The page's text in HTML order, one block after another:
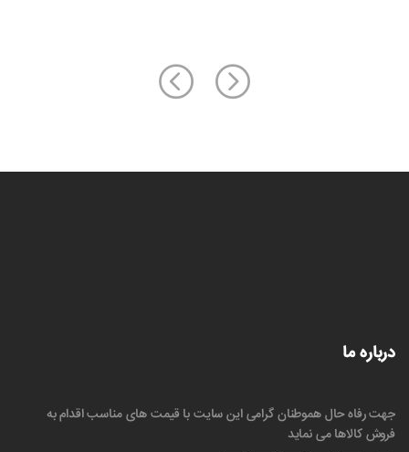
درباره ما
جهت رفاه حال هموطنان گرامی این سایت با قیمت های مناسب اقدام به
فروش کالاها می نماید